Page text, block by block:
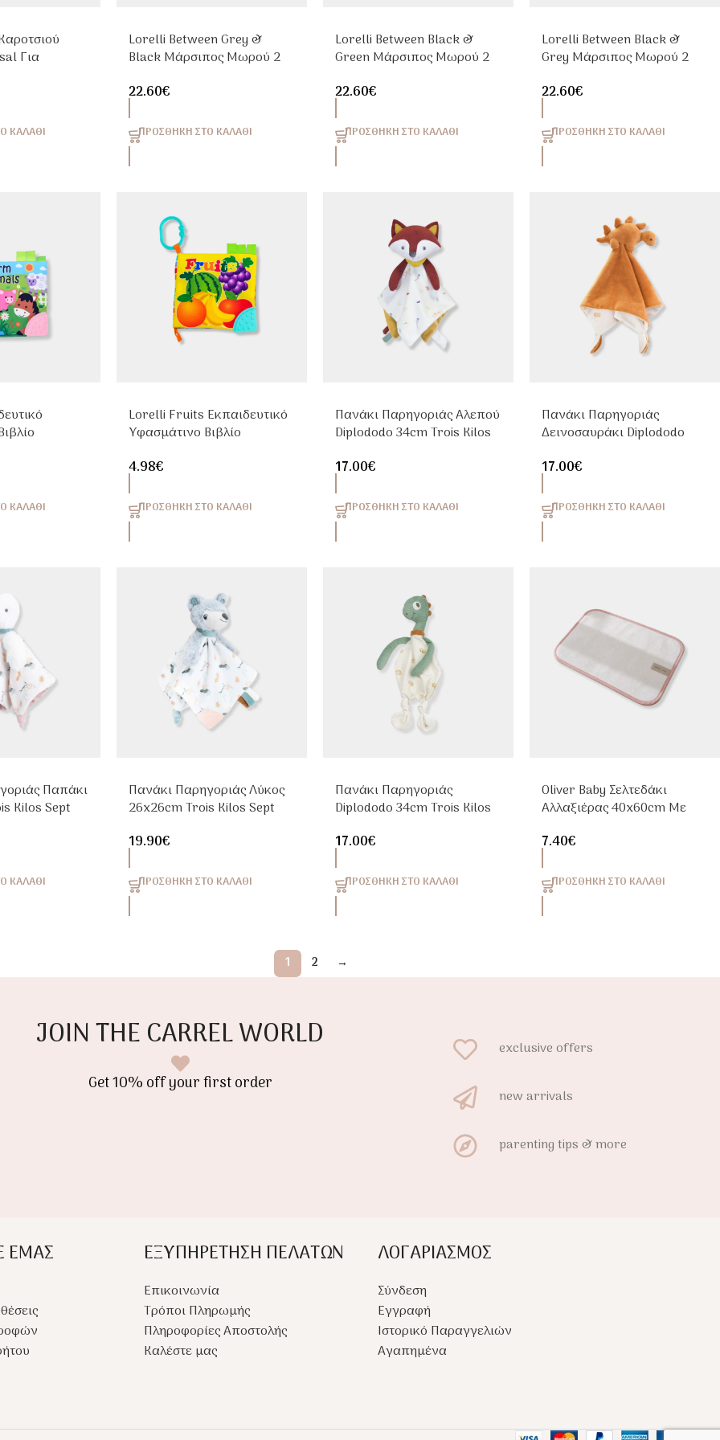
Για
ΚΑΛΆΘΙ
Lorelli Between Grey &
Black Μάρσιπος Μωρού 2
22.60€
ΠΡΟΣΘΉΚΗ ΣΤΟ ΚΑΛΆΘΙ
Lorelli Between Black &
Green Μάρσιπος Μωρού 2
22.60€
ΠΡΟΣΘΉΚΗ ΣΤΟ ΚΑΛΆΘΙ
Lorelli Between Black &
Grey Μάρσιπος Μωρού 2
22.60€
ΠΡΟΣΘΉΚΗ ΣΤΟ ΚΑΛΆΘΙ
0+ Μηνών
ΚΑΛΆΘΙ
Lorelli Fruits Εκπαιδευτικό
Υφασμάτινο Βιβλίο
4.98€
ΠΡΟΣΘΉΚΗ ΣΤΟ ΚΑΛΆΘΙ
Πανάκι Παρηγοριάς Αλεπού
Diplododo 34cm Trois Kilos
17.00€
ΠΡΟΣΘΉΚΗ ΣΤΟ ΚΑΛΆΘΙ
Πανάκι Παρηγοριάς
Δεινοσαυράκι Diplododo
17.00€
ΠΡΟΣΘΉΚΗ ΣΤΟ ΚΑΛΆΘΙ
Παπάκι
Kilos Sept
ΚΑΛΆΘΙ
Πανάκι Παρηγοριάς Λύκος
26x26cm Trois Kilos Sept
19.90€
ΠΡΟΣΘΉΚΗ ΣΤΟ ΚΑΛΆΘΙ
Πανάκι Παρηγοριάς
Diplododo 34cm Trois Kilos
17.00€
ΠΡΟΣΘΉΚΗ ΣΤΟ ΚΑΛΆΘΙ
Oliver Baby Σελτεδάκι
Αλλαξιέρας 40x60cm Με
7.40€
ΠΡΟΣΘΉΚΗ ΣΤΟ ΚΑΛΆΘΙ
1 2 →
JOIN THE CARREL WORLD
Get 10% off your first order
exclusive offers
new arrivals
parenting tips & more
ΕΜΑΣ ΕΞΥΠΗΡΕΤΗΣΗ ΠΕΛΑΤΩΝ
Επικοινωνία
Τρόποι Πληρωμής
Πληροφορίες Αποστολής
Καλέστε μας
ΛΟΓΑΡΙΑΣΜΟΣ
Σύνδεση
Εγγραφή
Ιστορικό Παραγγελιών
Αγαπημένα